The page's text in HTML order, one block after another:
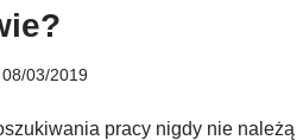
08/03/2019
pracy nigdy nie należą